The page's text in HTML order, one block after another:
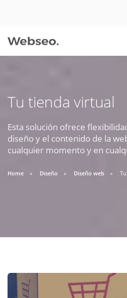
Tu tienda virtual
Esta solución ofrece
diseño y el contenido de la
cualquier momento y en
Home Diseño Diseño web
09:30 AM A 18:30